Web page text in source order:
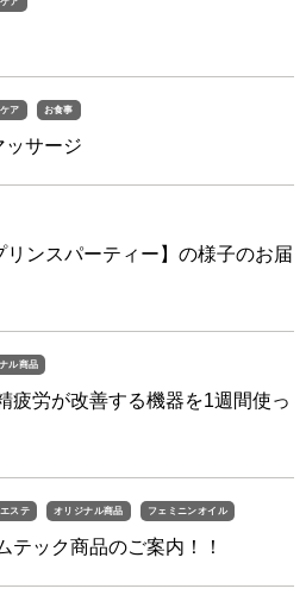
ア お食事
ッサージ
リンスパーティー】の様子のお届
ル商品
疲労が改善する機器を1週間使っ
ステ オリジナル商品 フェミニンオイル
テック商品のご案内！！